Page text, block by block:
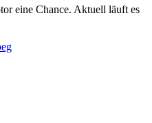
eine Chance. Aktuell läuft es